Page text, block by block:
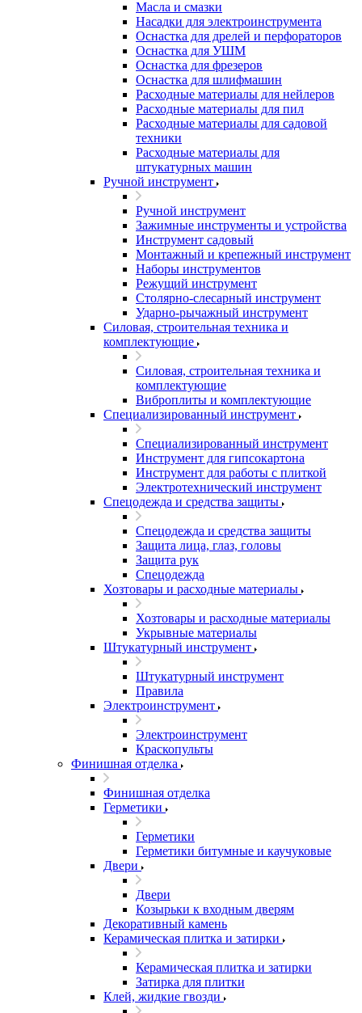
Масла и смазки
Насадки для электроинструмента
Оснастка для дрелей и перфораторов
Оснастка для УШМ
Оснастка для фрезеров
Оснастка для шлифмашин
Расходные материалы для нейлеров
Расходные материалы для пил
Расходные материалы для садовой
техники
Расходные материалы для
штукатурных машин
Ручной инструмент
Ручной инструмент
Зажимные инструменты и устройства
Инструмент садовый
Монтажный и крепежный инструмент
Наборы инструментов
Режущий инструмент
Столярно-слесарный инструмент
Ударно-рычажный инструмент
Силовая, строительная техника и
комплектующие
Силовая, строительная техника и
комплектующие
Виброплиты и комплектующие
Специализированный инструмент
Специализированный инструмент
Инструмент для гипсокартона
Инструмент для работы с плиткой
Электротехнический инструмент
Спецодежда и средства защиты
Спецодежда и средства защиты
Защита лица, глаз, головы
Защита рук
Спецодежда
Хозтовары и расходные материалы
Хозтовары и расходные материалы
Укрывные материалы
Штукатурный инструмент
Штукатурный инструмент
Правила
Электроинструмент
Электроинструмент
Краскопульты
Финишная отделка
Финишная отделка
Герметики
Герметики
Герметики битумные и каучуковые
Двери
Двери
Козырьки к входным дверям
Декоративный камень
Керамическая плитка и затирки
Керамическая плитка и затирки
Затирка для плитки
Клей, жидкие гвозди